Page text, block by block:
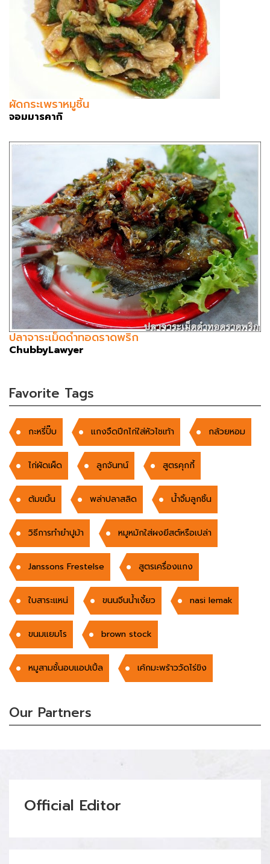
ผัดกระเพราหมูชิ้น
จอมมารคากิ
ปลาจาระเม็ดดำทอดราดพริก
ChubbyLawyer
Favorite Tags
กะหรี่ปั๊บ แกงจืดปีกไก่ใส่หัวไชเท้า กล้วยหอม
ไก่ผัดเผ็ด ลูกจันทน์ สูตรคุกกี้
ต้มขมิ้น พล่าปลาสลิด น้ำจิ้มลูกชิ้น
วิธีการทำยำปูม้า หมูหมักใส่ผงยีสต์หรือเปล่า
Janssons Frestelse สูตรเครื่องแกง
ใบสาระแหน่ ขนนจีนน้ำเงี้ยว nasi lemak
ขนมแยมโร brown stock
หมูสามชั้นอบแอปเปิ้ล เค้กมะพร้าววัดไร่ขิง
Our Partners
Official Editor